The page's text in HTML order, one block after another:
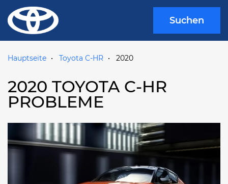
Suchen
Hauptseite Toyota C-HR 2020
2020 TOYOTA C-HR
PROBLEME